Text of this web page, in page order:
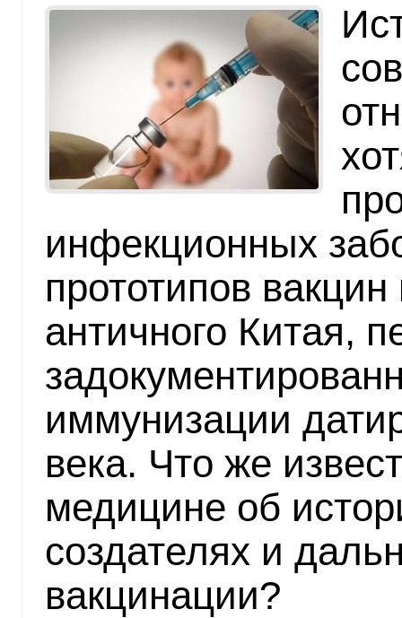
инфекционных
прототипов
античного Китая,
иммунизации
века. Что же
медицине об
создателях и
вакцинации?